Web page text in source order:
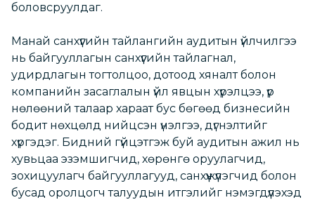
боловсруулдаг.
Манай санхүүгийн тайлангийн аудитын үйлчилгээ
нь байгууллагын санхүүгийн тайлагнал,
удирдлагын тогтолцоо, дотоод хяналт болон
компанийн засаглалын үйл явцын хүрэлцээ, үр
нөлөөний талаар хараат бус бөгөөд бизнесийн
бодит нөхцөлд нийцсэн үнэлгээ, дүгнэлтийг
хүргэдэг. Бидний гүйцэтгэж буй аудитын ажил нь
хувьцаа эзэмшигчид, хөрөнгө оруулагчид,
зохицуулагч байгууллагууд, санхүүжүүлэгчид болон
бусад оролцогч талуудын итгэлийг нэмэгдүүлэхэд